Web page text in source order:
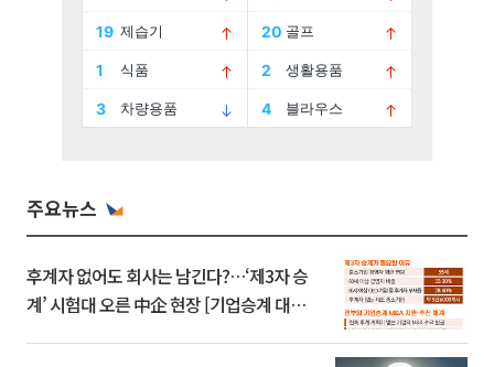
주요뉴스
후계자 없어도 회사는 남긴다?…‘제3자 승
계’ 시험대 오른 中企 현장 [기업승계 대전